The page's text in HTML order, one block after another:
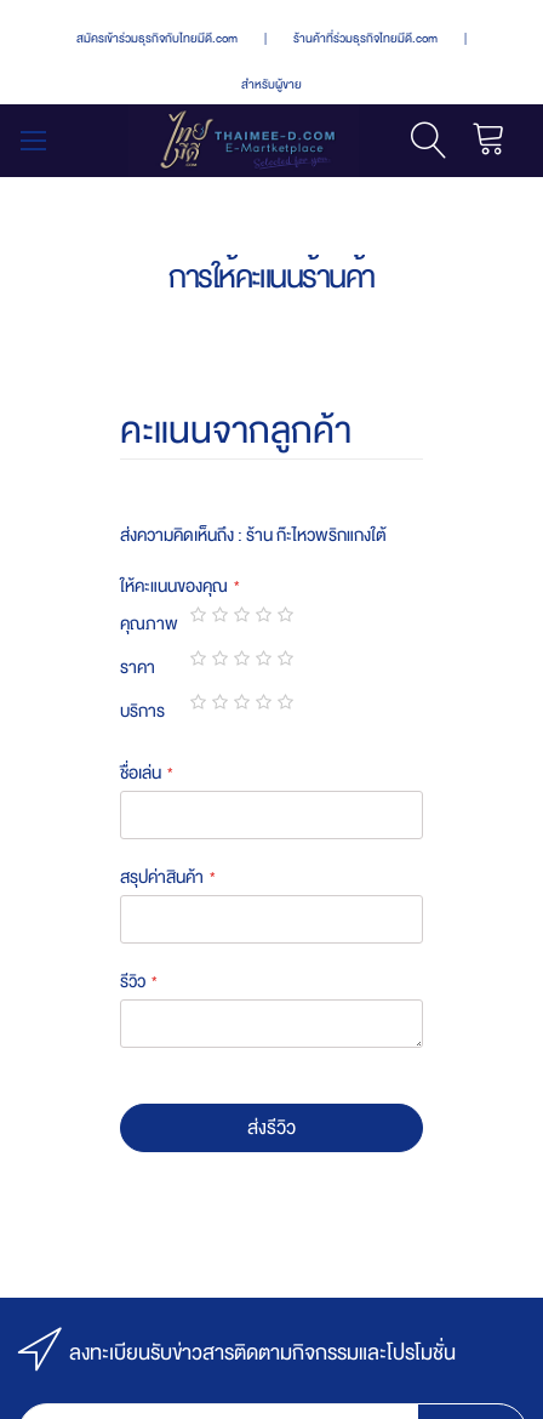
สมัครเข้าร่วมธุรกิจกับไทยมีดี.com | ร้านค้าที่ร่วมธุรกิจไทยมีดี.com |
สำหรับผู้ขาย
การให้คะแนนร้านค้า
คะแนนจากลูกค้า
ส่งความคิดเห็นถึง : ร้าน ก๊ะไหวพริกแกงใต้
ให้คะแนนของคุณ
คุณภาพ
1
star
2
stars
3
stars
4
stars
5
stars
ราคา
1
star
2
stars
3
stars
4
stars
5
stars
บริการ
ชื่อเล่น
สรุปค่าสินค้า
รีวิว
ส่งรีวิว
ลงทะเบียนรับข่าวสารติดตามกิจกรรมและโปรโมชั่น